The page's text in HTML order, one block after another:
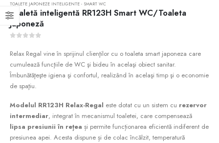
TOALETE JAPONEZE INTELIGENTE - SMART WC
Toaletă inteligentă RR123H Smart WC/Toaleta
Japoneză
Relax Regal vine în sprijinul clienţilor cu o toaleta smart japoneza care
cumulează funcţiile de WC şi bideu în acelaşi obiect sanitar.
Îmbunătăţeşte igiena şi confortul, realizând în acelaşi timp şi o economie
de spaţiu.
Modelul RR123H Relax-Regal este dotat cu un sistem cu rezervor
intermediar, integrat în mecanismul toaletei, care compensează
lipsa presiunii în rețea și permite funcționarea eficientă indiferent de
presiunea apei. Acesta dispune și de colac încălzit, temperatură